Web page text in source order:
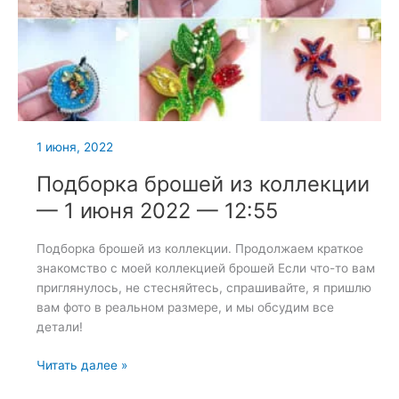
1 июня, 2022
Подборка брошей из коллекции
— 1 июня 2022 — 12:55
Подборка брошей из коллекции. Продолжаем краткое
знакомство с моей коллекцией брошей Если что-то вам
приглянулось, не стесняйтесь, спрашивайте, я пришлю
вам фото в реальном размере, и мы обсудим все
детали!
Подборка
Читать далее »